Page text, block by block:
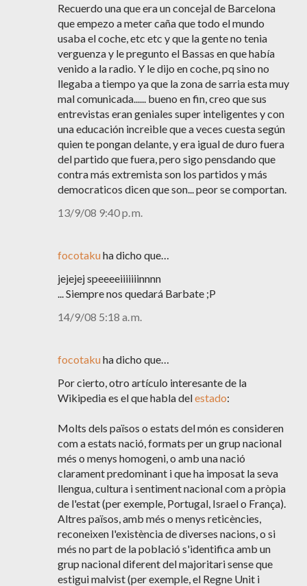
Recuerdo una que era un concejal de Barcelona
que empezo a meter caña que todo el mundo
usaba el coche, etc etc y que la gente no tenia
verguenza y le pregunto el Bassas en que había
venido a la radio. Y le dijo en coche, pq sino no
llegaba a tiempo ya que la zona de sarria esta muy
mal comunicada...... bueno en fin, creo que sus
entrevistas eran geniales super inteligentes y con
una educación increible que a veces cuesta según
quien te pongan delante, y era igual de duro fuera
del partido que fuera, pero sigo pensdando que
contra más extremista son los partidos y más
democraticos dicen que son... peor se comportan.
13/9/08 9:40 p. m.
focotakuha dicho que…
jejejej speeeeiiiiiiinnnn
... Siempre nos quedará Barbate ;P
14/9/08 5:18 a. m.
focotakuha dicho que…
Por cierto, otro artículo interesante de la
Wikipedia es el que habla delestado:
Molts dels països o estats del món es consideren
com a estats nació, formats per un grup nacional
més o menys homogeni, o amb una nació
clarament predominant i que ha imposat la seva
llengua, cultura i sentiment nacional com a pròpia
de l'estat (per exemple, Portugal, Israel o França).
Altres països, amb més o menys reticències,
reconeixen l'existència de diverses nacions, o si
més no part de la població s'identifica amb un
grup nacional diferent del majoritari sense que
estigui malvist (per exemple, el Regne Unit i